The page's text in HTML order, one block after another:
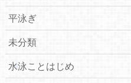
平泳ぎ
未分類
水泳ことはじめ